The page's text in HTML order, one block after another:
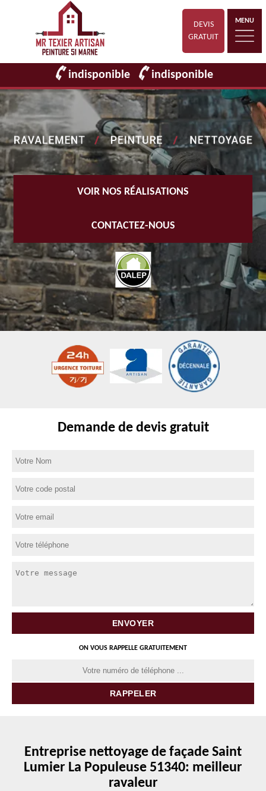
DEVIS
GRATUIT
MENU
indisponible indisponible
VOIR NOS RÉALISATIONS
CONTACTEZ-NOUS
Demande de devis gratuit
ON VOUS RAPPELLE GRATUITEMENT
Entreprise nettoyage de façade Saint
Lumier La Populeuse 51340: meilleur
ravaleur